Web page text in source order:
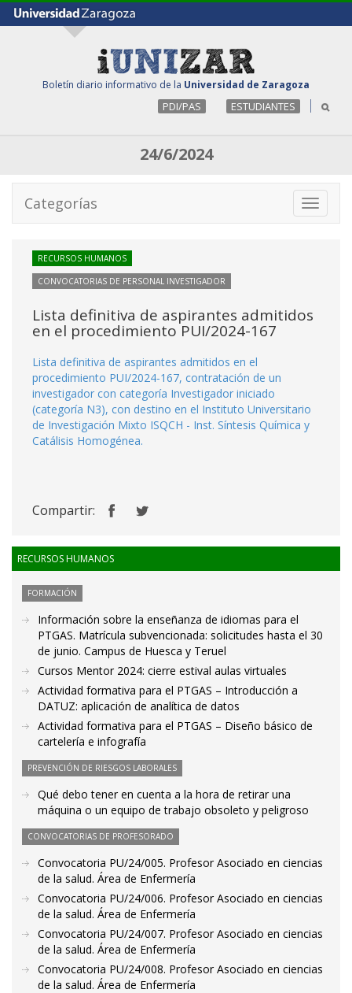
Boletín diario informativo de la Universidad de Zaragoza
PDI/PAS ESTUDIANTES
24/6/2024
Toggle
Categorías
RECURSOS HUMANOS
CONVOCATORIAS DE PERSONAL INVESTIGADOR
Lista definitiva de aspirantes admitidos
en el procedimiento PUI/2024-167
Lista definitiva de aspirantes admitidos en el
procedimiento PUI/2024-167, contratación de un
investigador con categoría Investigador iniciado
(categoría N3), con destino en el Instituto Universitario
de Investigación Mixto ISQCH - Inst. Síntesis Química y
Catálisis Homogénea.
Compartir:
RECURSOS HUMANOS
FORMACIÓN
Información sobre la enseñanza de idiomas para el
PTGAS. Matrícula subvencionada: solicitudes hasta el 30
de junio. Campus de Huesca y Teruel
Cursos Mentor 2024: cierre estival aulas virtuales
Actividad formativa para el PTGAS – Introducción a
DATUZ: aplicación de analítica de datos
Actividad formativa para el PTGAS – Diseño básico de
cartelería e infografía
PREVENCIÓN DE RIESGOS LABORALES
Qué debo tener en cuenta a la hora de retirar una
máquina o un equipo de trabajo obsoleto y peligroso
CONVOCATORIAS DE PROFESORADO
Convocatoria PU/24/005. Profesor Asociado en ciencias
de la salud. Área de Enfermería
Convocatoria PU/24/006. Profesor Asociado en ciencias
de la salud. Área de Enfermería
Convocatoria PU/24/007. Profesor Asociado en ciencias
de la salud. Área de Enfermería
Convocatoria PU/24/008. Profesor Asociado en ciencias
de la salud. Área de Enfermería